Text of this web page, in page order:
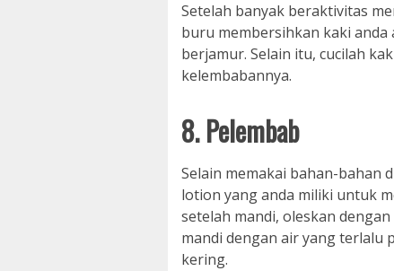
Setelah banyak beraktivitas
buru membersihkan kaki
berjamur. Selain itu, cucilah
kelembabannya.
8. Pelembab
Selain memakai bahan-bahan
lotion yang anda miliki untuk
setelah mandi, oleskan
mandi dengan air yang terlalu
kering.